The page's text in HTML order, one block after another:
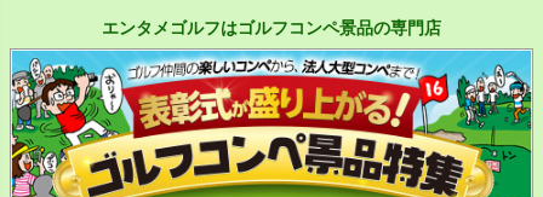
エンタメゴルフはゴルフコンペ景品の専門店